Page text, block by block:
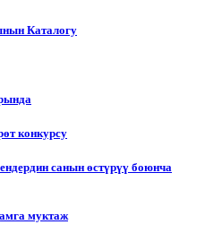
Каталогу
конкурсу
санын өстүрүү боюнча
муктаж